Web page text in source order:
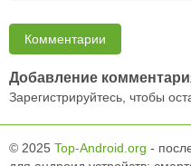
Комментарии
Добавление
Зарегистрируйтесь, чтобы
© 2025 Top-Android.org -